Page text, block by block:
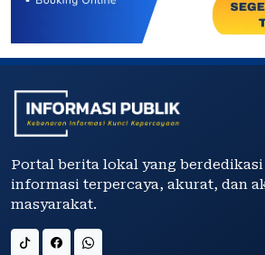
Portal berita lokal yang
informasi terpercaya, akurat, dan
masyarakat.